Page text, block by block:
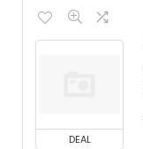
DEAL